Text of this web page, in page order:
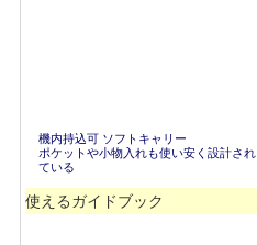
機内持込可 ソフトキャリー
ポケットや小物入れも使い安く設計され
ている
使えるガイドブック